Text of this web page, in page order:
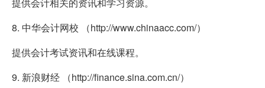
8. 中华会计网校 （http://www.chinaacc.com/）
提供会计考试资讯和在线课程。
9. 新浪财经 （http://finance.sina.com.cn/）